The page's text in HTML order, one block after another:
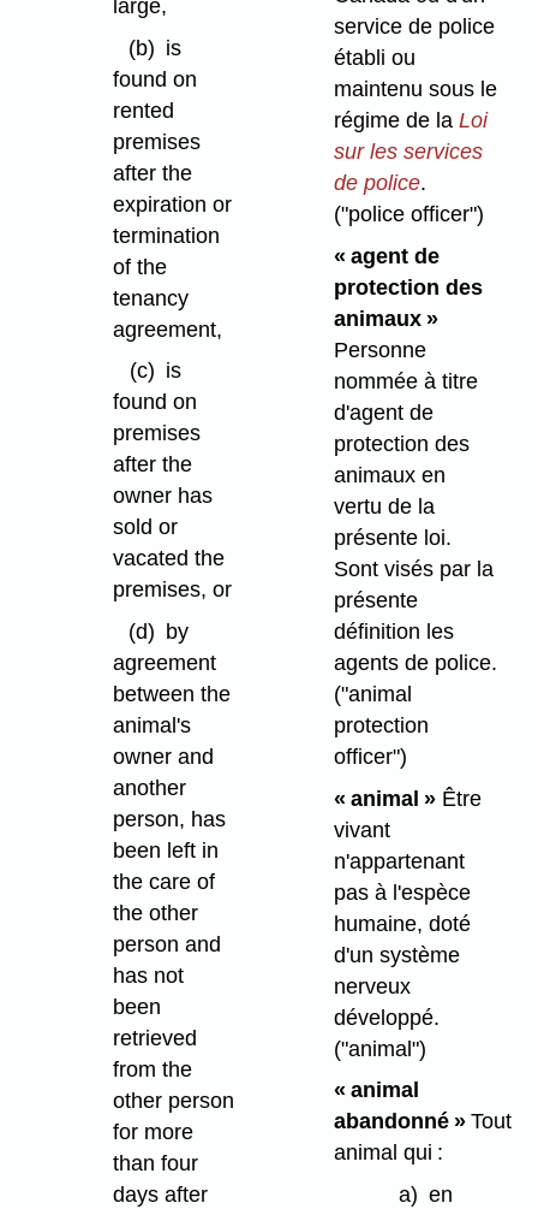
large,
(b) is
found on
rented
premises
after the
expiration or
termination
of the
tenancy
agreement,
(c) is
found on
premises
after the
owner has
sold or
vacated the
premises, or
(d) by
agreement
between the
animal's
owner and
another
person, has
been left in
the care of
the other
person and
has not
been
retrieved
from the
other person
for more
than four
days after
service de police
établi ou
maintenu sous le
régime de la Loi
sur les services
de police.
("police officer")
« agent de
protection des
animaux »
Personne
nommée à titre
d'agent de
protection des
animaux en
vertu de la
présente loi.
Sont visés par la
présente
définition les
agents de police.
("animal
protection
officer")
« animal »Être
vivant
n'appartenant
pas à l'espèce
humaine, doté
d'un système
nerveux
développé.
("animal")
« animal
abandonné »Tout
animal qui :
a) en